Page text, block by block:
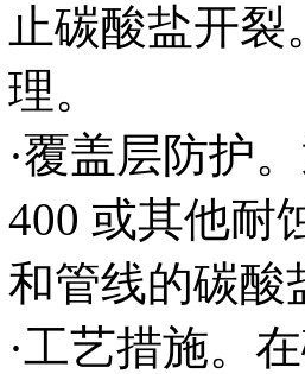
止碳酸盐开
理。
·覆盖层防护
400 或其他耐
和管线的碳酸
·工艺措施。